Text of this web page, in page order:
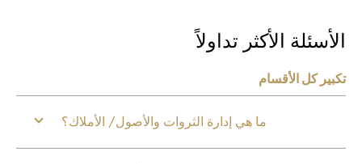
الأكثر تداولاً
كل الأقسام
ما هي إدارة الثروات والأصول/ الأملاك؟